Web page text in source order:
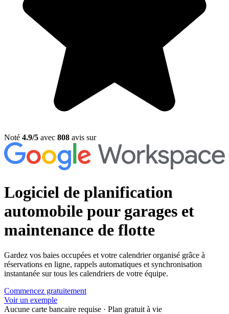
Noté 4.9/5 avec 808 avis sur
Logiciel de planification
automobile pour garages et
maintenance de flotte
Gardez vos baies occupées et votre calendrier organisé grâce à
réservations en ligne, rappels automatiques et synchronisation
instantanée sur tous les calendriers de votre équipe.
Commencez gratuitement
Voir un exemple
Aucune carte bancaire requise · Plan gratuit à vie